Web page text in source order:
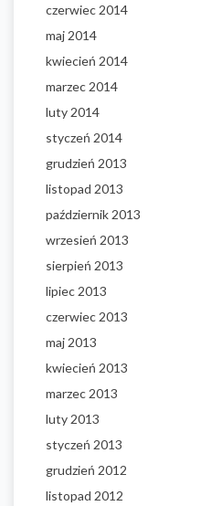
czerwiec 2014
maj 2014
kwiecień 2014
marzec 2014
luty 2014
styczeń 2014
grudzień 2013
listopad 2013
październik 2013
wrzesień 2013
sierpień 2013
lipiec 2013
czerwiec 2013
maj 2013
kwiecień 2013
marzec 2013
luty 2013
styczeń 2013
grudzień 2012
listopad 2012